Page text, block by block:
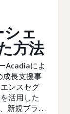
シェ
方法
Acadiaによ
成長支援事
ンスセグ
活用した
新規ブラン